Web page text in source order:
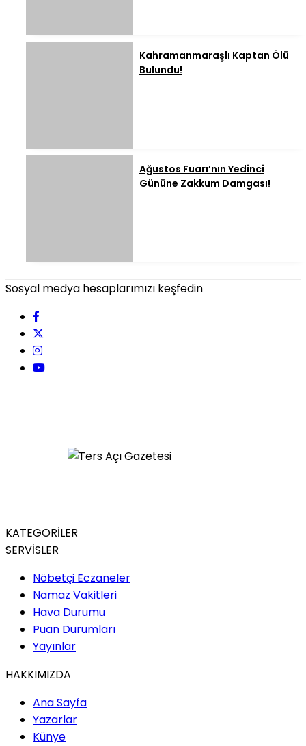
Kahramanmaraşlı Kaptan Ölü
Bulundu!
Ağustos Fuarı’nın Yedinci
Gününe Zakkum Damgası!
Sosyal medya hesaplarımızı keşfedin
KATEGORİLER
SERVİSLER
Nöbetçi Eczaneler
Namaz Vakitleri
Hava Durumu
Puan Durumları
Yayınlar
HAKKIMIZDA
Ana Sayfa
Yazarlar
Künye